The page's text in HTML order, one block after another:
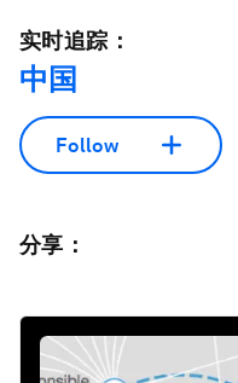
实时追踪：
中国
Follow
分享：